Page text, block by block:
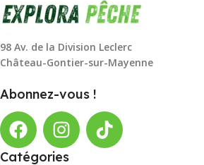
98 Av. de la Division Leclerc
Château-Gontier-sur-Mayenne
Abonnez-vous !
Catégories